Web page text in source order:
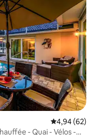
Évaluation
4,94 (62)
- Quai - Vélos -